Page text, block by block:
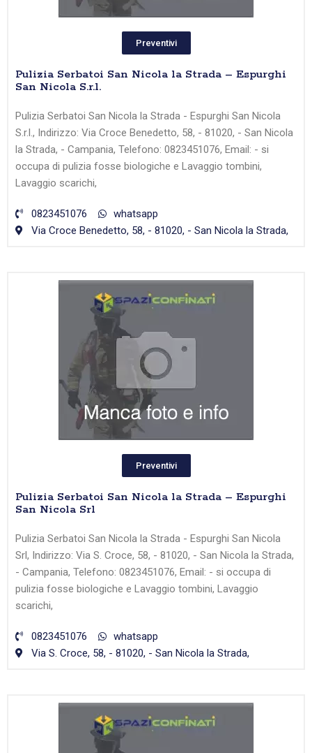
Preventivi
Pulizia Serbatoi San Nicola la Strada – Espurghi
San Nicola S.r.l.
Pulizia Serbatoi San Nicola la Strada - Espurghi San Nicola
S.r.l., Indirizzo: Via Croce Benedetto, 58, - 81020, - San Nicola
la Strada, - Campania, Telefono: 0823451076, Email: - si
occupa di pulizia fosse biologiche e Lavaggio tombini,
Lavaggio scarichi,
0823451076
whatsapp
Via Croce Benedetto, 58, - 81020, - San Nicola la Strada,
Preventivi
Pulizia Serbatoi San Nicola la Strada – Espurghi
San Nicola Srl
Pulizia Serbatoi San Nicola la Strada - Espurghi San Nicola
Srl, Indirizzo: Via S. Croce, 58, - 81020, - San Nicola la Strada,
- Campania, Telefono: 0823451076, Email: - si occupa di
pulizia fosse biologiche e Lavaggio tombini, Lavaggio
scarichi,
0823451076
whatsapp
Via S. Croce, 58, - 81020, - San Nicola la Strada,